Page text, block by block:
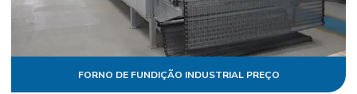
FORNO DE FUNDIÇÃO INDUSTRIAL PREÇO